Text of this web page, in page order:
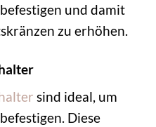
und damit
zu erhöhen.
sind ideal, um
Diese